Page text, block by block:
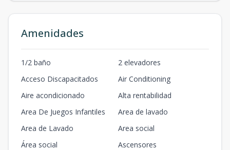
Amenidades
1/2 baño
2 elevadores
Acceso Discapacitados
Air Conditioning
Aire acondicionado
Alta rentabilidad
Area De Juegos Infantiles
Area de lavado
Area de Lavado
Area social
Área social
Ascensores